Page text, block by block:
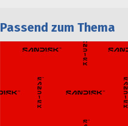
Passend zum Thema